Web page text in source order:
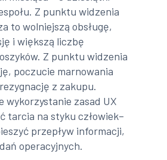
Z punktu widzenia
to wolniejszą obsługę,
i większą liczbę
Z punktu widzenia
poczucie marnowania
z zakupu.
wykorzystanie zasad UX
tarcia na styku człowiek–
przepływ informacji,
operacyjnych.